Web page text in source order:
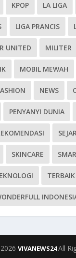
KPOP LA LIGA
LIGA PRANCIS
UNITED MILITER
MOBIL MEWAH
NEWS
PENYANYI DUNIA
SKINCARE
TERBAIK
VIVANEWS24All